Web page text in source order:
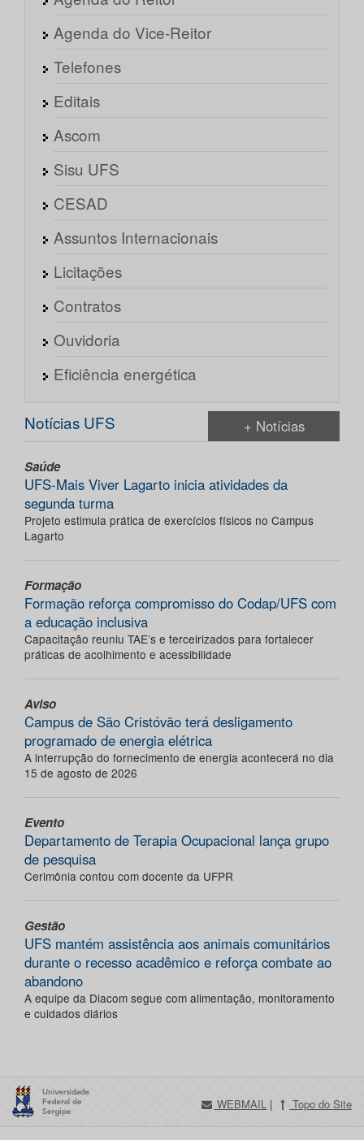
Agenda do Vice-Reitor
Telefones
Editais
Ascom
Sisu UFS
CESAD
Assuntos Internacionais
Licitações
Contratos
Ouvidoria
Eficiência energética
Notícias UFS + Notícias
Saúde
UFS-Mais Viver Lagarto inicia atividades da
segunda turma
Projeto estimula prática de exercícios físicos no Campus
Lagarto
Formação
Formação reforça compromisso do Codap/UFS com
a educação inclusiva
Capacitação reuniu TAE’s e terceirizados para fortalecer
práticas de acolhimento e acessibilidade
Aviso
Campus de São Cristóvão terá desligamento
programado de energia elétrica
A interrupção do fornecimento de energia acontecerá no dia
15 de agosto de 2026
Evento
Departamento de Terapia Ocupacional lança grupo
de pesquisa
Cerimônia contou com docente da UFPR
Gestão
UFS mantém assistência aos animais comunitários
durante o recesso acadêmico e reforça combate ao
abandono
A equipe da Diacom segue com alimentação, monitoramento
e cuidados diários
WEBMAIL | Topo do Site